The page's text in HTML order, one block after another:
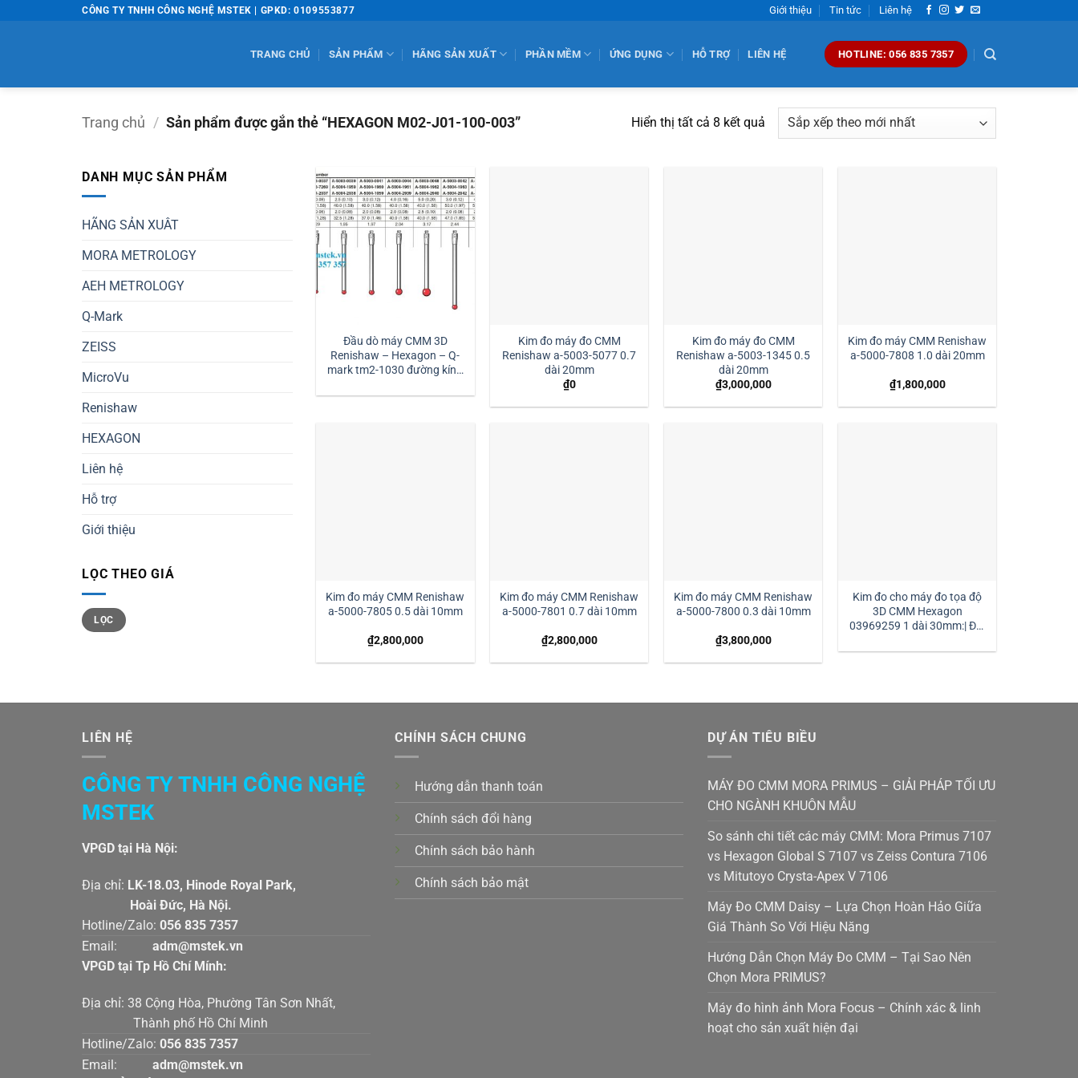
CÔNG TY TNHH CÔNG NGHỆ MSTEK | GPKD: 0109553877 Giới thiệu Tin tức Liên hệ
TRANG CHỦ SẢN PHẨM HÃNG SẢN XUẤT PHẦN MỀM ỨNG DỤNG HỖ TRỢ LIÊN HỆ HOTLINE: 056 835 7357
Trang chủ / Sản phẩm được gắn thẻ “HEXAGON M02-J01-100-003” Hiển thị tất cả 8 kết quảĐã
sắp
DANH MỤC SẢN PHẨM
HÃNG SẢN XUÂT
MORA METROLOGY
AEH METROLOGY
Q-Mark
ZEISS
MicroVu
Renishaw
HEXAGON
Liên hệ
Hỗ trợ
Giới thiệu
LỌC THEO GIÁ
Giá
tối
thiểu
Giá
tối
đa
LỌC
Đầu dò máy CMM 3D
Renishaw – Hexagon – Q-
mark tm2-1030 đường kính
Technology
Kim đo máy đo CMM
Renishaw a-5003-5077 0.7
dài 20mm
₫0
Kim đo máy đo CMM
Renishaw a-5003-1345 0.5
dài 20mm
₫3,000,000
Kim đo máy CMM Renishaw
a-5000-7808 1.0 dài 20mm
₫1,800,000
Kim đo máy CMM Renishaw
a-5000-7805 0.5 dài 10mm
₫2,800,000
Kim đo máy CMM Renishaw
a-5000-7801 0.7 dài 10mm
₫2,800,000
Kim đo máy CMM Renishaw
a-5000-7800 0.3 dài 10mm
₫3,800,000
Kim đo cho máy đo tọa độ
3D CMM Hexagon
03969259 1 dài 30mm:| Đại
LIÊN HỆ
CÔNG TY TNHH CÔNG NGHỆ
MSTEK
VPGD tại Hà Nội:
Địa chỉ: LK-18.03, Hinode Royal Park,
Hoài Đức, Hà Nội.
Hotline/Zalo: 056 835 7357
Email:
adm@mstek.vn
VPGD tại Tp Hồ Chí Mính:
Địa chỉ: 38 Cộng Hòa, Phường Tân Sơn Nhất,
Thành phố Hồ Chí Minh
Hotline/Zalo: 056 835 7357
Email:
adm@mstek.vn
CHÍNH SÁCH CHUNG
Hướng dẫn thanh toán
Chính sách đổi hàng
Chính sách bảo hành
Chính sách bảo mật
DỰ ÁN TIÊU BIỀU
MÁY ĐO CMM MORA PRIMUS – GIẢI PHÁP TỐI ƯU
CHO NGÀNH KHUÔN MẪU
So sánh chi tiết các máy CMM: Mora Primus 7107
vs Hexagon Global S 7107 vs Zeiss Contura 7106
vs Mitutoyo Crysta-Apex V 7106
Máy Đo CMM Daisy – Lựa Chọn Hoàn Hảo Giữa
Giá Thành So Với Hiệu Năng
Hướng Dẫn Chọn Máy Đo CMM – Tại Sao Nên
Chọn Mora PRIMUS?
Máy đo hình ảnh Mora Focus – Chính xác & linh
hoạt cho sản xuất hiện đại